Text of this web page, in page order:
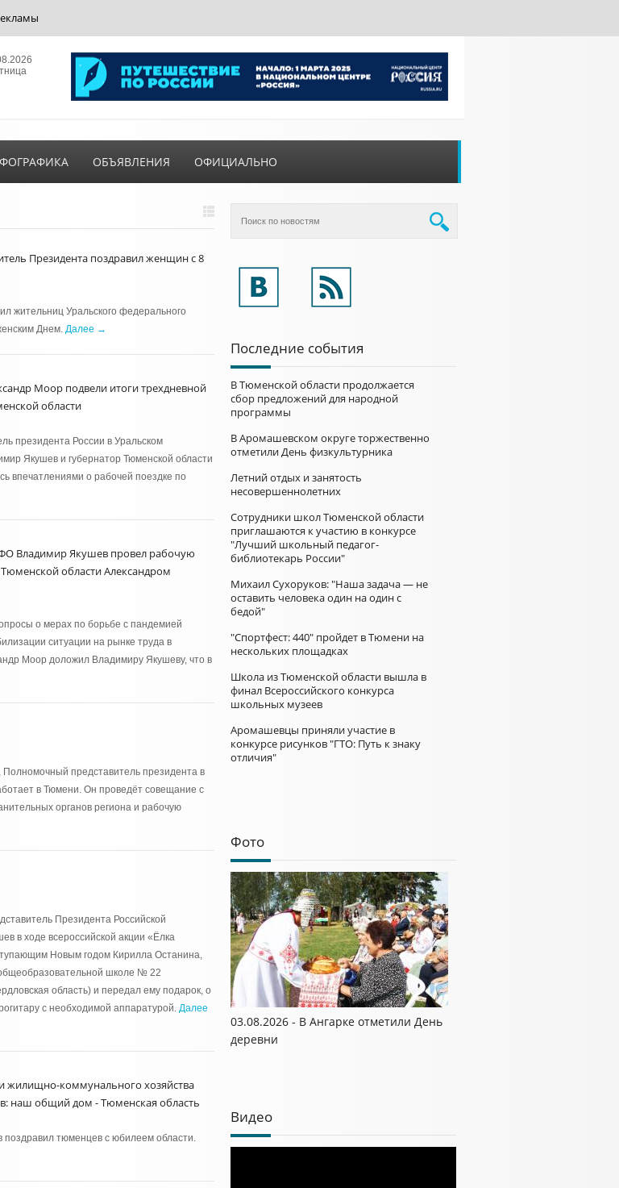
ОБЪЯВЛЕНИЯ ОФИЦИАЛЬНО
Президента поздравил женщин с 8
жительниц Уральского федерального
Днем. Далее →
Моор подвели итоги трехдневной
области
президента России в Уральском
Якушев и губернатор Тюменской области
впечатлениями о рабочей поездке по
Владимир Якушев провел рабочую
области Александром
о мерах по борьбе с пандемией
ситуации на рынке труда в
Моор доложил Владимиру Якушеву, что в
представитель президента в
в Тюмени. Он проведёт совещание с
органов региона и рабочую
Президента Российской
в ходе всероссийской акции «Ёлка
Новым годом Кирилла Останина,
школе № 22
область) и передал ему подарок, о
с необходимой аппаратурой. Далее
жилищно-коммунального хозяйства
наш общий дом - Тюменская область
тюменцев с юбилеем области.
Последние события
В Тюменской области продолжается
сбор предложений для народной
программы
В Аромашевском округе торжественно
отметили День физкультурника
Летний отдых и занятость
несовершеннолетних
Сотрудники школ Тюменской области
приглашаются к участию в конкурсе
"Лучший школьный педагог-
библиотекарь России"
Михаил Сухоруков: "Наша задача — не
оставить человека один на один с
бедой"
"Спортфест: 440" пройдет в Тюмени на
нескольких площадках
Школа из Тюменской области вышла в
финал Всероссийского конкурса
школьных музеев
Аромашевцы приняли участие в
конкурсе рисунков "ГТО: Путь к знаку
отличия"
Фото
03.08.2026 - В Ангарке отметили День
деревни
Видео